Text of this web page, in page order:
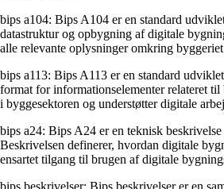
bips a104: Bips A104 er en standard
datastruktur og opbygning af digitale
alle relevante oplysninger omkring
bips a113: Bips A113 er en standard
format for informationselementer relateret
i byggesektoren og understøtter digitale
bips a24: Bips A24 er en teknisk
Beskrivelsen definerer, hvordan digitale
ensartet tilgang til brugen af digitale
bips beskrivelser: Bips beskrivelser er en